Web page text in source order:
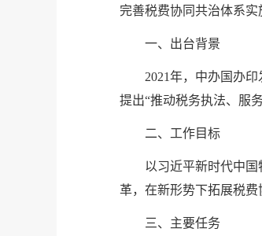
完善税费协同共治体系实
一、出台背景
2021年，中办国办
提出“推动税务执法、服
二、工作目标
以习近平新时代中
革，在新形势下拓展税费
三、主要任务